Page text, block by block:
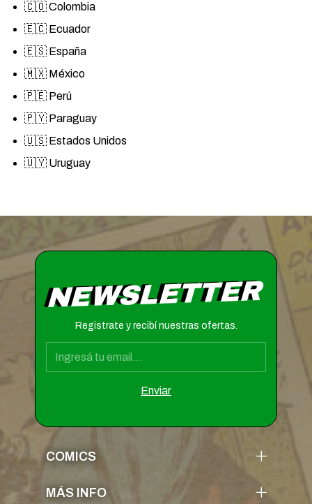
🇨🇴 Colombia
🇪🇨 Ecuador
🇪🇸 España
🇲🇽 México
🇵🇪 Perú
🇵🇾 Paraguay
🇺🇸 Estados Unidos
🇺🇾 Uruguay
NEWSLETTER
Registrate y recibí nuestras ofertas.
COMICS
MÁS INFO